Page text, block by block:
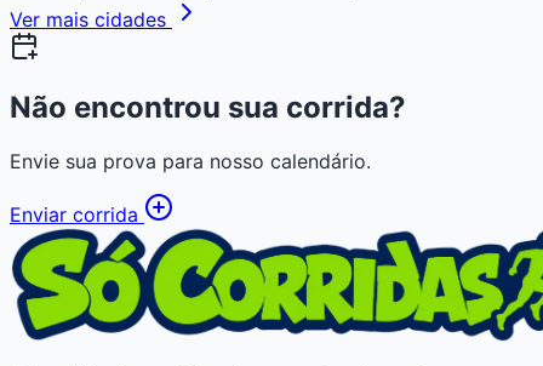
Ver mais cidades
Não encontrou sua corrida?
Envie sua prova para nosso calendário.
Enviar corrida